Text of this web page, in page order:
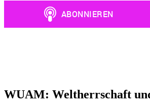
WUAM: Weltherrschaft